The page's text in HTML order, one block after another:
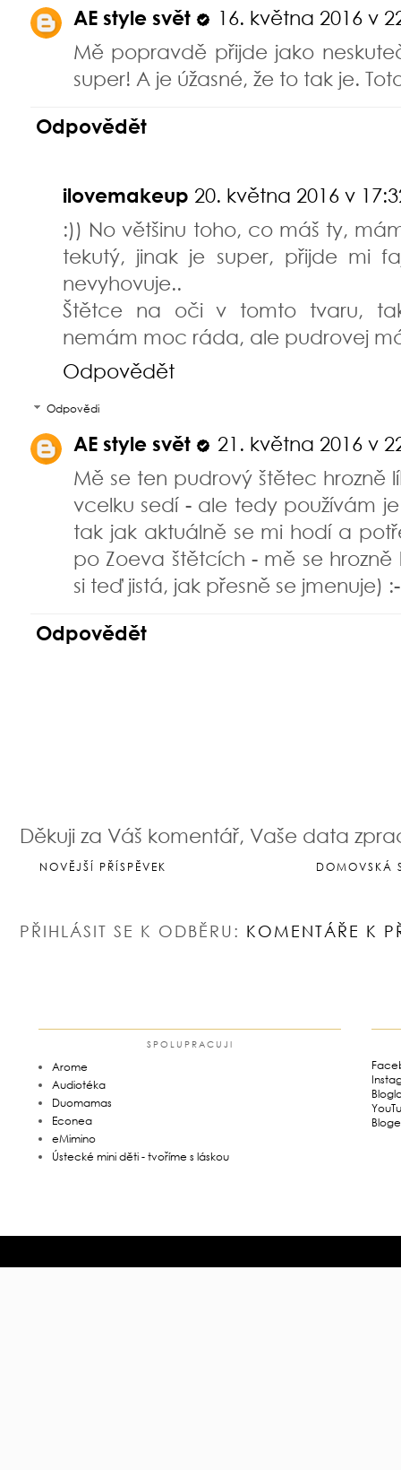
AE style svět
16. května 2016 v
Mě popravdě přijde jako
super! A je úžasné, že to tak je.
Odpovědět
ilovemakeup 20. května 2016 v
:)) No většinu toho, co máš ty,
tekutý, jinak je super, přijde mi
nevyhovuje..
Štětce na oči v tomto tvaru,
nemám moc ráda, ale pudrovej
Odpovědět
Odpovědi
AE style svět
21. května 2016 v
Mě se ten pudrový štětec hrozně
vcelku sedí - ale tedy používám
tak jak aktuálně se mi hodí a
po Zoeva štětcích - mě se
si teď jistá, jak přesně se jmenuje)
Odpovědět
Děkuji za Váš komentář, Vaše data
NOVĚJŠÍ PŘÍSPĚVEK DOMOVSKÁ
PŘIHLÁSIT SE K ODBĚRU: KOMENTÁŘE K
SPOLUPRACUJI
Arome
Audiotéka
Duomamas
Econea
eMimino
Ústecké mini děti - tvoříme s láskou